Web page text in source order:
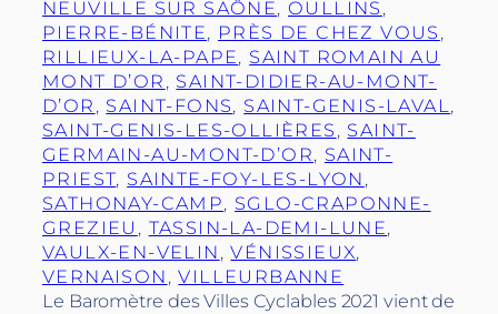
NEUVILLE SUR SAÔNE, OULLINS
PIERRE-BÉNITE, PRÈS DE CHEZ VOUS
RILLIEUX-LA-PAPE, SAINT ROMAIN AU
MONT D’OR , SAINT-DIDIER-AU-MONT-
D’OR , SAINT-FONS, SAINT-GENIS-LAVAL
SAINT-GENIS-LES-OLLIÈRES , SAINT-
GERMAIN-AU-MONT-D’OR, SAINT-
PRIEST, SAINTE-FOY-LES-LYON
SATHONAY-CAMP, SGLO-CRAPONNE-
GREZIEU , TASSIN-LA-DEMI-LUNE
VAULX-EN-VELIN , VÉNISSIEUX
VERNAISON , VILLEURBANNE
Le Baromètre des Villes Cyclables 2021 vient de